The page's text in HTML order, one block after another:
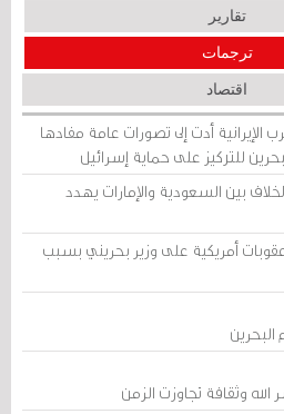
تقارير
ترجمات
اقتصاد
الإيرانية أدت إلى تصورات عامة مفادها
للتركيز على حماية إسرائيل
بين السعودية والإمارات يهدد
أمريكية على وزير بحريني بسبب
وثقافة تجاوزت الزمن